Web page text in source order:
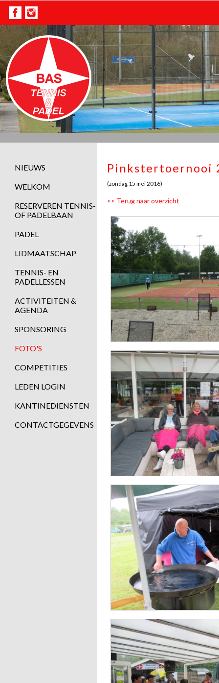
NIEUWS
WELKOM
RESERVEREN TENNIS-
OF PADELBAAN
PADEL
LIDMAATSCHAP
TENNIS- EN
PADELLESSEN
ACTIVITEITEN &
AGENDA
SPONSORING
FOTO'S
COMPETITIES
LEDEN LOGIN
KANTINEDIENSTEN
CONTACTGEGEVENS
Pinkstertoernooi
(zondag 15 mei 2016)
<< Terug naar overzicht